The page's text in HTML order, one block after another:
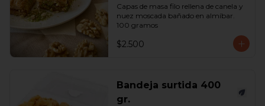
gramos
Capas de masa filo rellena de canela y
nuez moscada bañado en almíbar.
100 gramos
$2.500
Bandeja surtida 400
gr.